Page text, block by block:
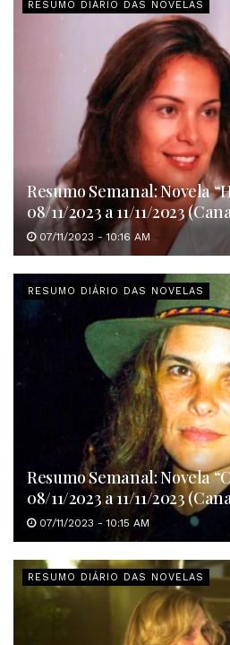
RESUMO DIÁRIO DAS NOVELAS
Resumo Semanal: Novela
08/11/2023 a 11/11/2023
07/11/2023 - 10:16 AM
RESUMO DIÁRIO DAS NOVELAS
Resumo Semanal: Novela
08/11/2023 a 11/11/2023
07/11/2023 - 10:15 AM
RESUMO DIÁRIO DAS NOVELAS